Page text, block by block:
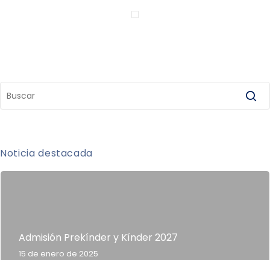
Noticia destacada
Admisión Prekínder y Kínder 2027
15 de enero de 2025